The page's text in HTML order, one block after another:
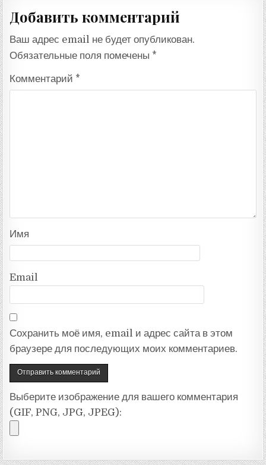
Добавить комментарий
Ваш адрес email не будет опубликован.
Обязательные поля помечены *
Комментарий *
Имя
Email
Сохранить моё имя, email и адрес сайта в этом
браузере для последующих моих комментариев.
Выберите изображение для вашего комментария
(GIF, PNG, JPG, JPEG):